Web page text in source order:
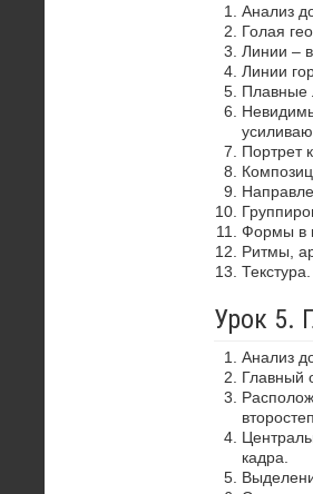
Анализ
Голая
Линии –
Линии
Плавные
Портрет
Формы в
Ритмы,
Урок 5.
Анализ
Главный
кадра.